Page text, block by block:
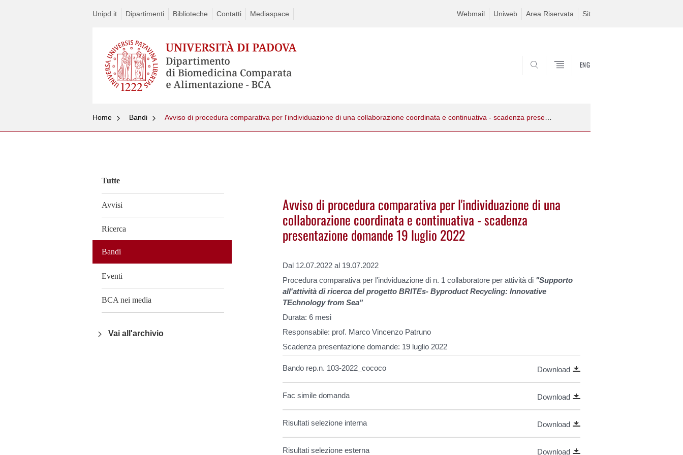
Unipd.it Dipartimenti Biblioteche Contatti Mediaspace Webmail Uniweb Area Riservata Sit
ENG
Home Bandi Avviso di procedura comparativa per l'individuazione di una collaborazione coordinata e continuativa - scadenza presentazione domande 19 luglio 2022
Tutte
Avvisi
Ricerca
Bandi
Eventi
BCA nei media
Vai all'archivio
Avviso di procedura comparativa per l'individuazione di una
collaborazione coordinata e continuativa - scadenza
presentazione domande 19 luglio 2022
Dal 12.07.2022 al 19.07.2022
Procedura comparativa per l'indviduazione di n. 1 collaboratore per attività di "Supporto
all'attività di ricerca del progetto BRITEs- Byproduct Recycling: Innovative
TEchnology from Sea"
Durata: 6 mesi
Responsabile: prof. Marco Vincenzo Patruno
Scadenza presentazione domande: 19 luglio 2022
Bando rep.n. 103-2022_cococo Download
Fac simile domanda Download
Risultati selezione interna Download
Risultati selezione esterna Download